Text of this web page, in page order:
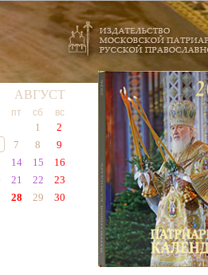
АВГУСТ
пт сб вс
1
2
7 8
9
14 15
16
21 22
23
28 29
30